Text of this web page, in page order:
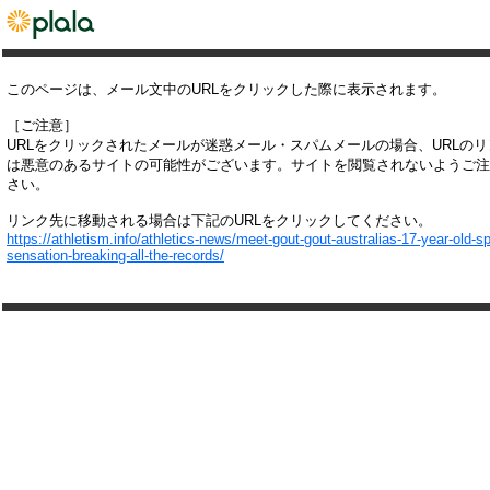
このページは、メール文中のURLをクリックした際に表示されます。
［ご注意］
URLをクリックされたメールが迷惑メール・スパムメールの場合、URLの
は悪意のあるサイトの可能性がございます。サイトを閲覧されないようご
さい。
リンク先に移動される場合は下記のURLをクリックしてください。
https://athletism.info/athletics-news/meet-gout-gout-australias-17-year-old-
sensation-breaking-all-the-records/